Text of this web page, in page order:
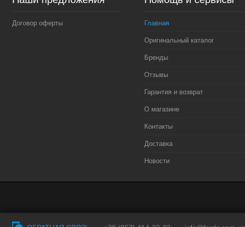
Договор оферты Главная
Оригинальный каталог
Бренды
Отзывы
Гарантия и возврат
О магазине
Контакты
Доставка
Новости